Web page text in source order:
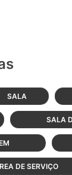
SALA
SALA
DE SERVIÇO